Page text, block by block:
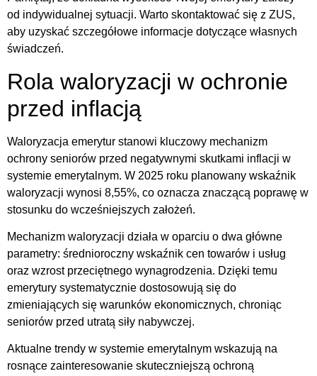
od indywidualnej sytuacji. Warto skontaktować się z ZUS,
aby uzyskać szczegółowe informacje dotyczące własnych
świadczeń.
Rola waloryzacji w ochronie
przed inflacją
Waloryzacja emerytur stanowi kluczowy mechanizm
ochrony seniorów przed negatywnymi skutkami inflacji w
systemie emerytalnym. W 2025 roku planowany wskaźnik
waloryzacji wynosi 8,55%, co oznacza znaczącą poprawę w
stosunku do wcześniejszych założeń.
Mechanizm waloryzacji działa w oparciu o dwa główne
parametry: średnioroczny wskaźnik cen towarów i usług
oraz wzrost przeciętnego wynagrodzenia. Dzięki temu
emerytury systematycznie dostosowują się do
zmieniających się warunków ekonomicznych, chroniąc
seniorów przed utratą siły nabywczej.
Aktualne trendy w systemie emerytalnym wskazują na
rosnące zainteresowanie skuteczniejszą ochroną